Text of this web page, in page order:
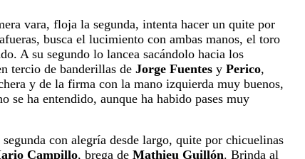
vara, floja la segunda, intenta hacer un quite por
busca el lucimiento con ambas manos, el toro
A su segundo lo lancea sacándolo hacia los
tercio de banderillas de Jorge Fuentesy Perico,
y de la firma con la mano izquierda muy buenos,
se ha entendido, aunque ha habido pases muy
con alegría desde largo, quite por chicuelinas
Campillo, brega de Mathieu Guillón. Brinda al